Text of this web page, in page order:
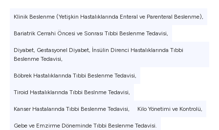
Klinik Beslenme (Yetişkin Hastalıklarında Enteral ve Parenteral Beslenme),
Bariatrik Cerrahi Öncesi ve Sonrası Tıbbi Beslenme Tedavisi,
Diyabet, Gestasyonel Diyabet, İnsülin Direnci Hastalıklarında Tıbbi
Beslenme Tedavisi,
Böbrek Hastalıklarında Tıbbi Beslenme Tedavisi,
Tiroid Hastalıklarında Tıbbi Beslnme Tedavisi,
Kanser Hastalarında Tıbbi Beslenme Tedavisi, Kilo Yönetimi ve Kontrolü,
Gebe ve Emzirme Döneminde Tıbbi Beslenme Tedavisi.